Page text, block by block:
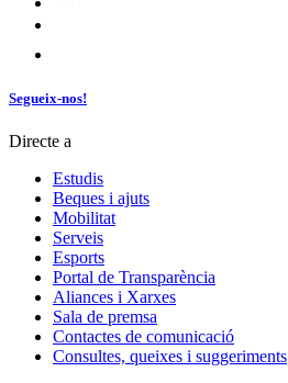
Segueix-nos!
Directe a
Estudis
Beques i ajuts
Mobilitat
Serveis
Esports
Portal de Transparència
Aliances i Xarxes
Sala de premsa
Contactes de comunicació
Consultes, queixes i suggeriments